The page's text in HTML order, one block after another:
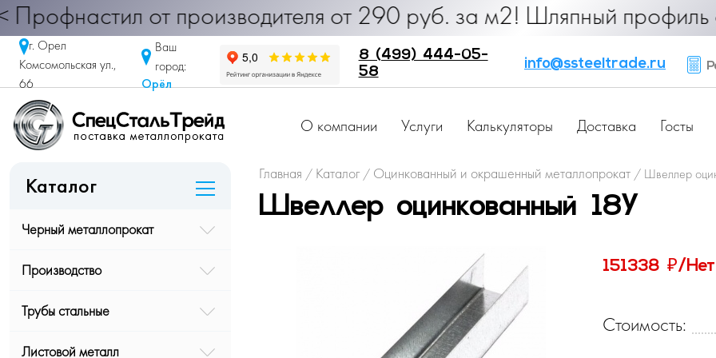
от производителя от 290 руб. за м2! Шляпный профиль от
г. Орел
Комсомольская ул.,
66
Ваш
город:
Орёл
8 (499) 444-05-
58
info@ssteeltrade.ru
О компании Услуги Калькуляторы Доставка Госты
Каталог
Черный металлопрокат
Производство
Трубы стальные
Листовой металл
Главная / Каталог / Оцинкованный и окрашенный металлопрокат / Швеллер
Швеллер оцинкованный 18У
151338 ₽/Нет
Стоимость: